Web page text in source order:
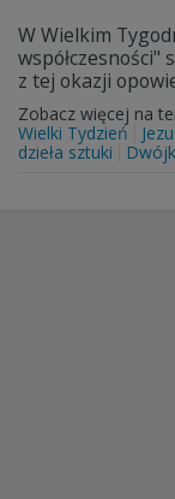
W Wielkim
współczesności"
z tej okazji
Zobacz więcej na
Wielki Tydzień
dzieła sztuki